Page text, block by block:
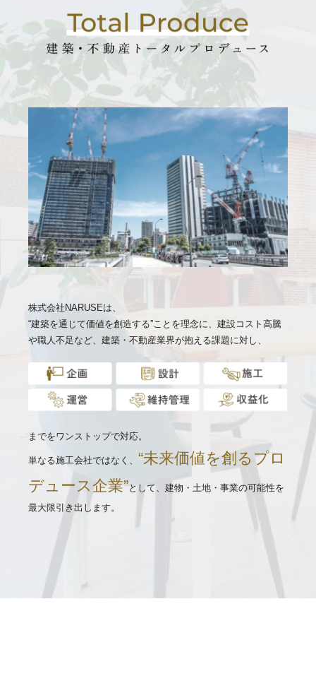
株式会社NARUSEは、
“建築を通じて価値を創造する”ことを理念に、建設コスト高騰
や職人不足など、建築・不動産業界が抱える課題に対し、
までをワンストップで対応。
単なる施工会社ではなく、 “未来価値を創るプロ
デュース企業”として、建物・土地・事業の可能性を
最大限引き出します。